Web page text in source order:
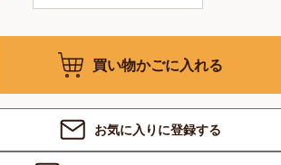
買い物かごに入れる
お気に入りに登録する